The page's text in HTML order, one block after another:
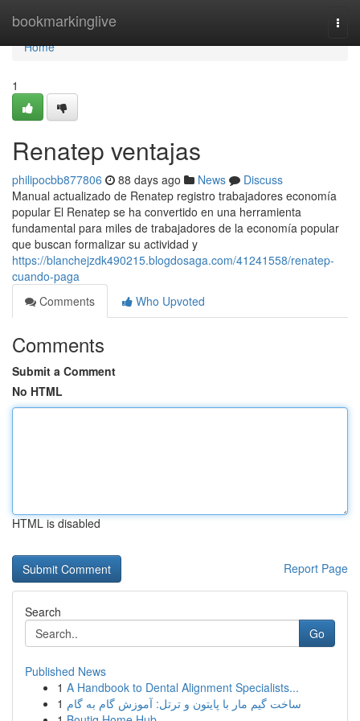
bookmarkinglive
Home
Home
1
Renatep ventajas
philipocbb877806 88 days ago News
Discuss
Manual actualizado de Renatep registro trabajadores economía
popular El Renatep se ha convertido en una herramienta
fundamental para miles de trabajadores de la economía popular
que buscan formalizar su actividad y
https://blanchejzdk490215.blogdosaga.com/41241558/renatep-
cuando-paga
Comments
Who Upvoted
Comments
Submit a Comment
No HTML
HTML is disabled
Report Page
Search
Go
Published News
1 A Handbook to Dental Alignment Specialists...
1 ساخت گیم مار با پایتون و ترتل: آموزش گام به گام